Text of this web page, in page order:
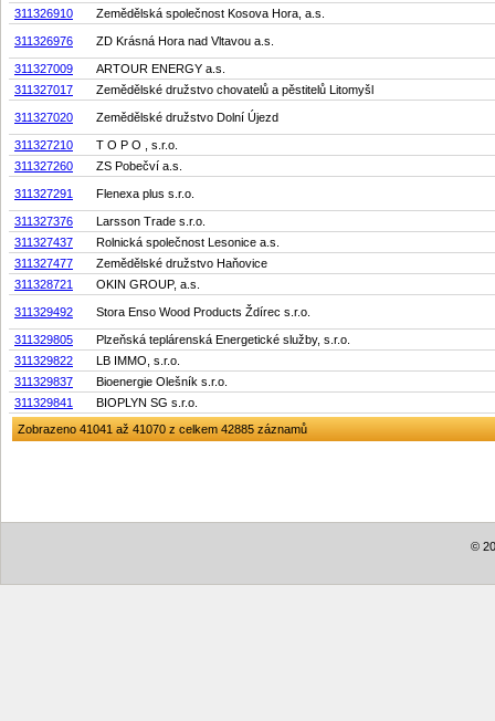
311326910
Zemědělská společnost Kosova Hora, a.s.
311326976 ZD Krásná Hora nad Vltavou a.s.
311327009
ARTOUR ENERGY a.s.
311327017
Zemědělské družstvo chovatelů a pěstitelů Litomyšl
311327020 Zemědělské družstvo Dolní Újezd
311327210
T O P O , s.r.o.
311327260
ZS Pobečví a.s.
311327291 Flenexa plus s.r.o.
311327376
Larsson Trade s.r.o.
311327437
Rolnická společnost Lesonice a.s.
311327477
Zemědělské družstvo Haňovice
311328721
OKIN GROUP, a.s.
311329492 Stora Enso Wood Products Ždírec s.r.o.
311329805
Plzeňská teplárenská Energetické služby, s.r.o.
311329822
LB IMMO, s.r.o.
311329837
Bioenergie Olešník s.r.o.
311329841
BIOPLYN SG s.r.o.
Zobrazeno 41041 až 41070 z celkem 42885 záznamů
©